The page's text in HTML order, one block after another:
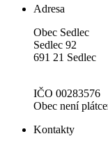
Adresa
Obec Sedlec
Sedlec 92
691 21 Sedlec
IČO 00283576
Obec není
Kontakty